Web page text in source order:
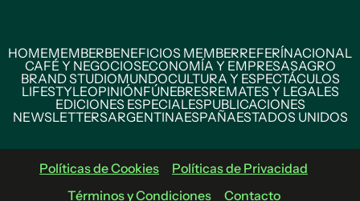
HOMEMEMBERBENEFICIOS MEMBERREFERÍNACIONAL
CAFÉ Y NEGOCIOSECONOMÍA Y EMPRESASAGRO
BRAND STUDIOMUNDOCULTURA Y ESPECTÁCULOS
LIFESTYLEOPINIÓNFÚNEBRESREMATES Y LEGALES
EDICIONES ESPECIALESPUBLICACIONES
NEWSLETTERSARGENTINAESPAÑAESTADOS UNIDOS
Políticas de Cookies
Políticas de Privacidad
Términos y Condiciones
Contacto